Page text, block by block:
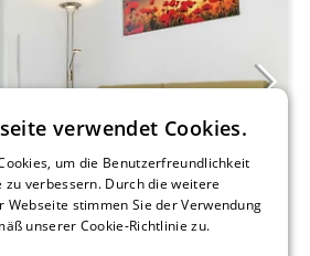
verwendet Cookies.
um die Benutzerfreundlichkeit
zu verbessern. Durch die weitere
Webseite stimmen Sie der Verwendung
unserer Cookie-Richtlinie zu.